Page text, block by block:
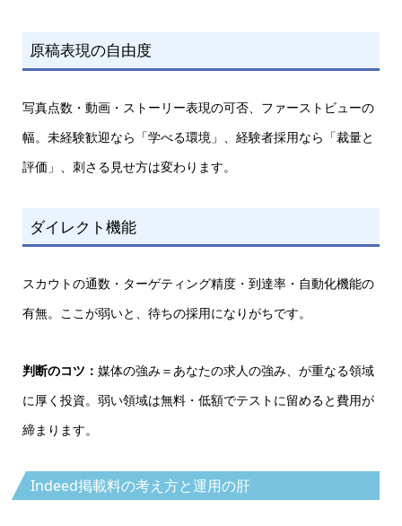
原稿表現の自由度
写真点数・動画・ストーリー表現の可否、ファーストビューの
幅。未経験歓迎なら「学べる環境」、経験者採用なら「裁量と
評価」、刺さる見せ方は変わります。
ダイレクト機能
スカウトの通数・ターゲティング精度・到達率・自動化機能の
有無。ここが弱いと、待ちの採用になりがちです。
判断のコツ： 媒体の強み＝あなたの求人の強み、が重なる領域
に厚く投資。弱い領域は無料・低額でテストに留めると費用が
締まります。
Indeed掲載料の考え方と運用の肝